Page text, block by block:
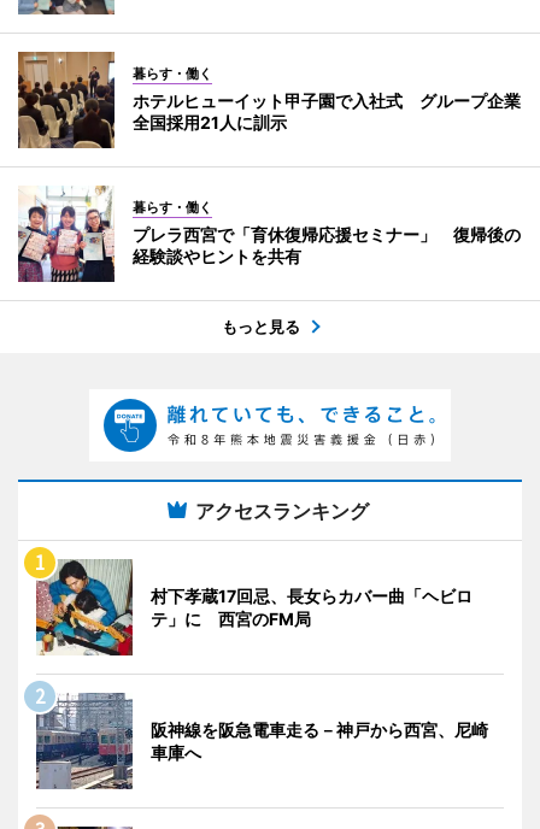
暮らす・働く
ホテルヒューイット甲子園で入社式 グループ企業
全国採用21人に訓示
暮らす・働く
プレラ西宮で「育休復帰応援セミナー」 復帰後の
経験談やヒントを共有
もっと見る
アクセスランキング
村下孝蔵17回忌、長女らカバー曲「ヘビロ
テ」に 西宮のFM局
阪神線を阪急電車走る－神戸から西宮、尼崎
車庫へ